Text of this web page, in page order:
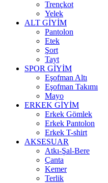
Trençkot
Yelek
ALT GİYİM
Pantolon
Etek
Şort
Tayt
SPOR GİYİM
Eşofman Altı
Eşofman Takımı
Mayo
ERKEK GİYİM
Erkek Gömlek
Erkek Pantolon
Erkek T-shirt
AKSESUAR
Atkı-Şal-Bere
Çanta
Kemer
Terlik